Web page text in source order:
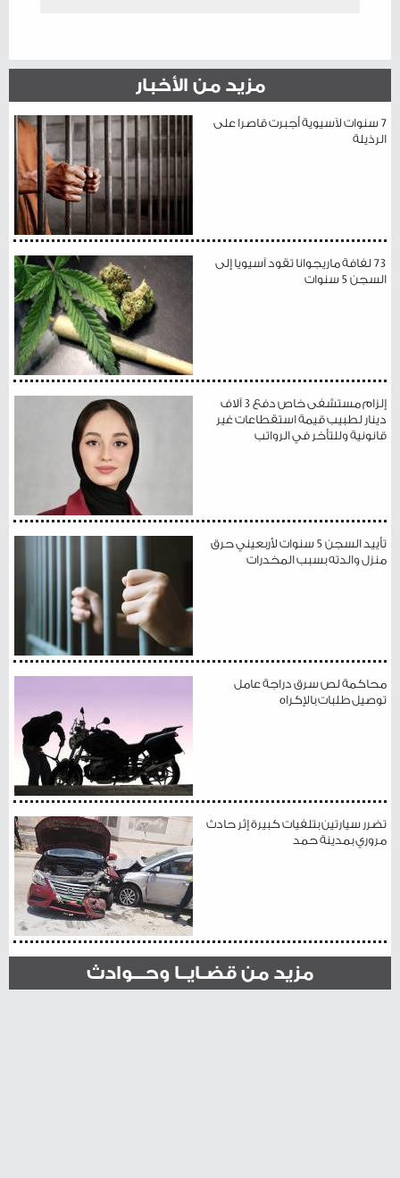
مزيد من الأخبار
7 سنوات لآسيوية أجبرت قاصرا على
الرذيلة
73 لفافة ماريجوانا تقود آسيويا إلى
السجن 5 سنوات
إلزام مستشفى خاص دفع 3 آلاف
دينار لطبيب قيمة استقطاعات غير
قانونية وللتأخر في الرواتب
تأييد السجن 5 سنوات لأربعيني حرق
منزل والدته بسبب المخدرات
محاكمة لص سرق دراجة عامل
توصيل طلبات بالإكراه
تضرر سيارتين بتلفيات كبيرة إثر حادث
مروري بمدينة حمد
مزيد من قضـايــا وحـــوادث